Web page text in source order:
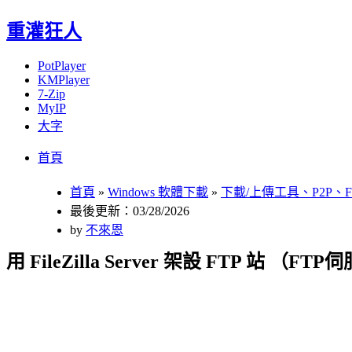
重灌狂人
PotPlayer
KMPlayer
7-Zip
MyIP
大字
首頁
首頁 » Windows 軟體下載 » 下載/上傳工具、P2P、
最後更新：03/28/2026
by 不來恩
用 FileZilla Server 架設 FTP 站 （FTP伺